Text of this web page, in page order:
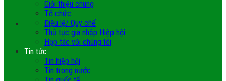
Giới thiệu chung
Tổ chức
Điệu lệ/ Quy chế
Thủ tục gia nhập Hiệp hội
Hợp tác với chúng tôi
Tin tức
Tin hiệp hội
Tin trong nước